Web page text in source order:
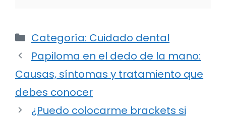
Categorías
Categoría: Cuidado dental
Papiloma en el dedo de la mano:
Causas, síntomas y tratamiento que
debes conocer
¿Puedo colocarme brackets si